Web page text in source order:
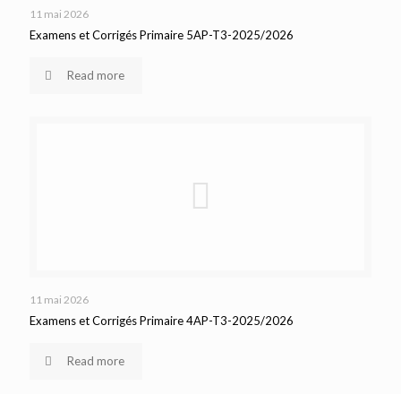
11 mai 2026
Examens et Corrigés Primaire 5AP-T3-2025/2026
Read more
11 mai 2026
Examens et Corrigés Primaire 4AP-T3-2025/2026
Read more